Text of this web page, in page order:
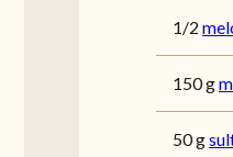
1/2
150 g
50 g